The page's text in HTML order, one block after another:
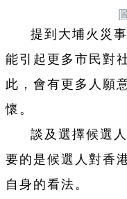
提到大埔火災
能引起更多市民對
此，會有更多人願
懷。
談及選擇候選
要的是候選人對香
自身的看法。